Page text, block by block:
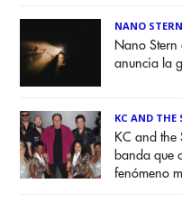
NANO STERN
Nano Stern
anuncia la
KC AND THE
KC and the
banda que
fenómeno